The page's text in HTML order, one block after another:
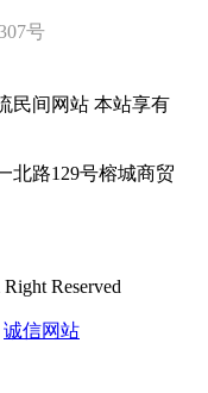
号
民间网站 本站享有
北路129号榕城商贸
Reserved
诚信网站